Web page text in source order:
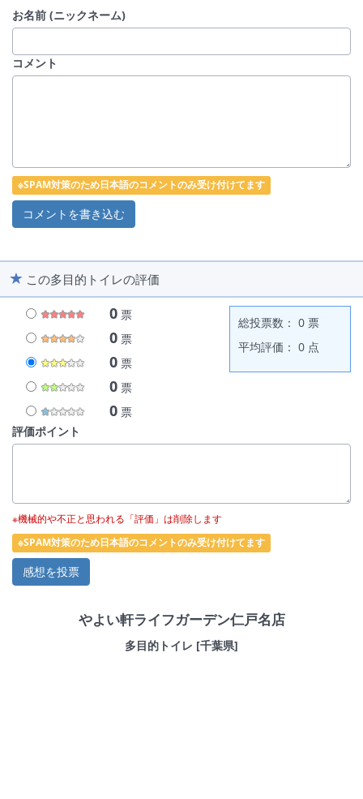
お名前 (ニックネーム)
コメント
※SPAM対策のため日本語のコメントのみ受け付けてます
この多目的トイレの評価
0 票
0 票
0 票
0 票
0 票
総投票数： 0 票
平均評価： 0 点
評価ポイント
※機械的や不正と思われる「評価」は削除します
※SPAM対策のため日本語のコメントのみ受け付けてます
やよい軒ライフガーデン仁戸名店
多目的トイレ [千葉県]